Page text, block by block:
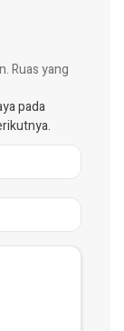
Ruas yang
pada